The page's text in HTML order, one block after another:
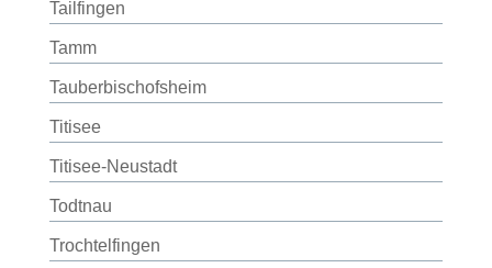
Tailfingen
Tamm
Tauberbischofsheim
Titisee
Titisee-Neustadt
Todtnau
Trochtelfingen